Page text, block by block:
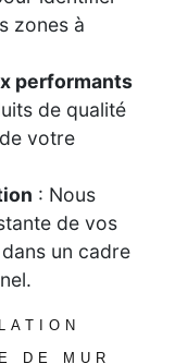
zones à
performants
de qualité
votre
: Nous
de vos
un cadre
DE MUR